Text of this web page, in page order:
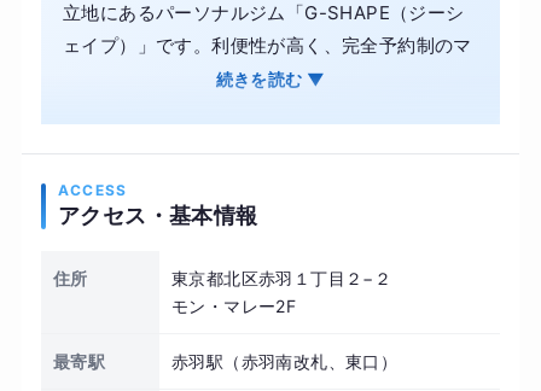
立地にあるパーソナルジム「G-SHAPE（ジーシ
ェイプ）」です。利便性が高く、完全予約制のマ
ンツーマントレーニングを採用しているため、多
駆使し、科学的根拠に基づいたオーダーメイドの
開放的で快適なフロアにて、初心者から経験者ま
でそれぞれの目標に寄り添った丁寧なサポートを
フードアドバイスも行い、長期的な健康習慣の確
続きを読む ▼
ACCESS
アクセス・基本情報
住所
東京都北区赤羽１丁目２−２
モン・マレー2F
最寄駅 赤羽駅（赤羽南改札、東口）